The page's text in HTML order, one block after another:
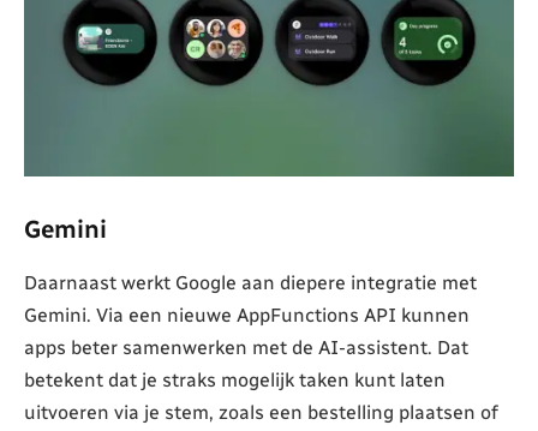
Gemini
Daarnaast werkt Google aan diepere integratie met
Gemini. Via een nieuwe AppFunctions API kunnen
apps beter samenwerken met de AI-assistent. Dat
betekent dat je straks mogelijk taken kunt laten
uitvoeren via je stem, zoals een bestelling plaatsen of